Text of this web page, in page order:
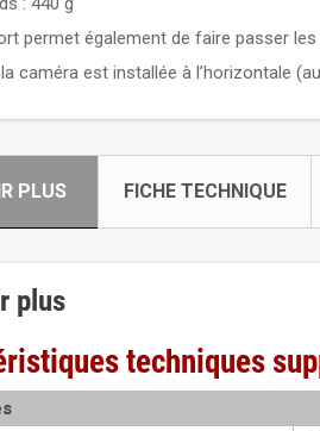
permet également de faire passer
caméra est installée à l’horizontale
PLUS FICHE TECHNIQUE
plus
techniques